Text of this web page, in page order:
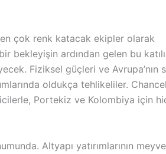
çok renk katacak ekipler olarak
bekleyişin ardından gelen bu
Fiziksel güçleri ve Avrupa’nın
oldukça tehlikeliler. Chancel
Portekiz ve Kolombiya için
Altyapı yatırımlarının